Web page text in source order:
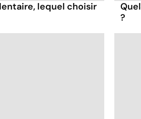
lequel choisir
?